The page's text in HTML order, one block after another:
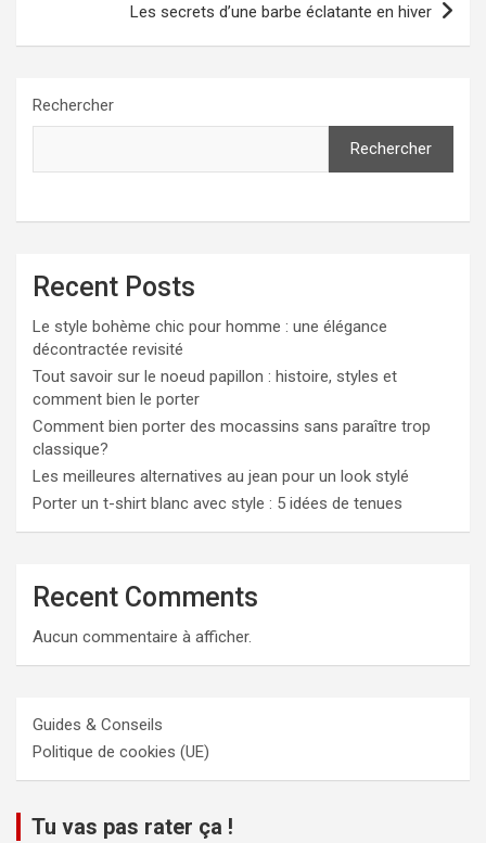
Les secrets d’une barbe éclatante en hiver
Rechercher
Rechercher
Recent Posts
Le style bohème chic pour homme : une élégance
décontractée revisité
Tout savoir sur le noeud papillon : histoire, styles et
comment bien le porter
Comment bien porter des mocassins sans paraître trop
classique?
Les meilleures alternatives au jean pour un look stylé
Porter un t-shirt blanc avec style : 5 idées de tenues
Recent Comments
Aucun commentaire à afficher.
Guides & Conseils
Politique de cookies (UE)
Tu vas pas rater ça !